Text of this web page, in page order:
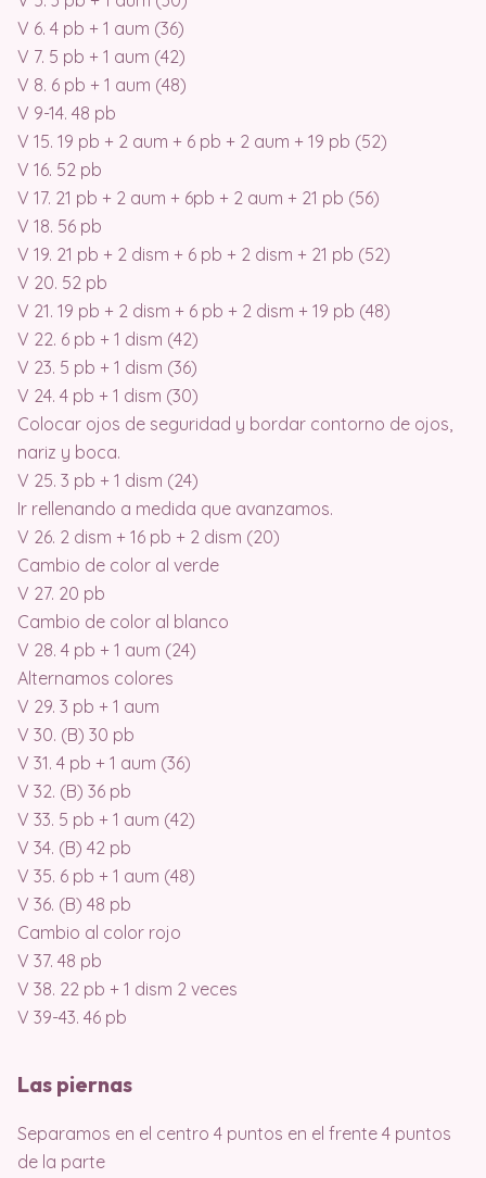
V 6. 4 pb + 1 aum (36)
V 7. 5 pb + 1 aum (42)
V 8. 6 pb + 1 aum (48)
V 9-14. 48 pb
V 15. 19 pb + 2 aum + 6 pb + 2 aum + 19 pb (52)
V 16. 52 pb
V 17. 21 pb + 2 aum + 6pb + 2 aum + 21 pb (56)
V 18. 56 pb
V 19. 21 pb + 2 dism + 6 pb + 2 dism + 21 pb (52)
V 20. 52 pb
V 21. 19 pb + 2 dism + 6 pb + 2 dism + 19 pb (48)
V 22. 6 pb + 1 dism (42)
V 23. 5 pb + 1 dism (36)
V 24. 4 pb + 1 dism (30)
Colocar ojos de seguridad y bordar contorno de ojos,
nariz y boca.
V 25. 3 pb + 1 dism (24)
Ir rellenando a medida que avanzamos.
V 26. 2 dism + 16 pb + 2 dism (20)
Cambio de color al verde
V 27. 20 pb
Cambio de color al blanco
V 28. 4 pb + 1 aum (24)
Alternamos colores
V 29. 3 pb + 1 aum
V 30. (B) 30 pb
V 31. 4 pb + 1 aum (36)
V 32. (B) 36 pb
V 33. 5 pb + 1 aum (42)
V 34. (B) 42 pb
V 35. 6 pb + 1 aum (48)
V 36. (B) 48 pb
Cambio al color rojo
V 37. 48 pb
V 38. 22 pb + 1 dism 2 veces
V 39-43. 46 pb
Las piernas
Separamos en el centro 4 puntos en el frente 4 puntos
de la parte